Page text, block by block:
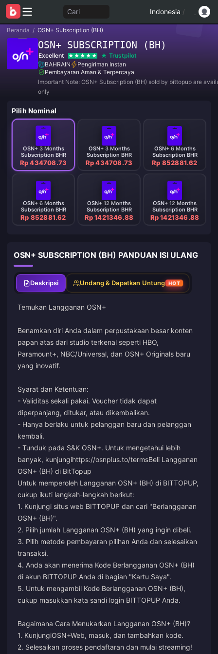
Cari Indonesia /
Beranda / OSN+ Subscription (BH)
OSN+ SUBSCRIPTION (BH)
Excellent
Trustpilot
BAHRAIN
Pengiriman Instan
Pembayaran Aman & Terpercaya
Important Note: OSN+ Subscription (BH) sold by bittopup are
only
Pilih Nominal
OSN+ 3 Months
Subscription BHR
Rp 434708.73
OSN+ 3 Months
Subscription BHR
Rp 434708.73
OSN+ 6 Months
Subscription BHR
Rp 852881.62
OSN+ 6 Months
Subscription BHR
Rp 852881.62
OSN+ 12 Months
Subscription BHR
Rp 1421346.88
OSN+ 12 Months
Subscription BHR
Rp 1421346.88
OSN+ SUBSCRIPTION (BH) PANDUAN ISI ULANG
Deskripsi Undang & Dapatkan Untung HOT
Temukan Langganan OSN+
Benamkan diri Anda dalam perpustakaan besar konten
papan atas dari studio terkenal seperti HBO,
Paramount+, NBC/Universal, dan OSN+ Originals baru
yang inovatif.
Syarat dan Ketentuan:
- Validitas sekali pakai. Voucher tidak dapat
diperpanjang, ditukar, atau dikembalikan.
- Hanya berlaku untuk pelanggan baru dan pelanggan
kembali.
- Tunduk pada S&K OSN+. Untuk mengetahui lebih
banyak, kunjungihttps://osnplus.to/termsBeli Langganan
OSN+ (BH) di BitTopup
Untuk memperoleh Langganan OSN+ (BH) di BITTOPUP,
cukup ikuti langkah-langkah berikut:
1. Kunjungi situs web BITTOPUP dan cari "Berlangganan
OSN+ (BH)".
2. Pilih jumlah Langganan OSN+ (BH) yang ingin dibeli.
3. Pilih metode pembayaran pilihan Anda dan selesaikan
transaksi.
4. Anda akan menerima Kode Berlangganan OSN+ (BH)
di akun BITTOPUP Anda di bagian "Kartu Saya".
5. Untuk mengambil Kode Berlangganan OSN+ (BH),
cukup masukkan kata sandi login BITTOPUP Anda.
Bagaimana Cara Menukarkan Langganan OSN+ (BH)?
1. KunjungiOSN+Web, masuk, dan tambahkan kode.
2. Selesaikan proses pendaftaran dan mulai streaming!